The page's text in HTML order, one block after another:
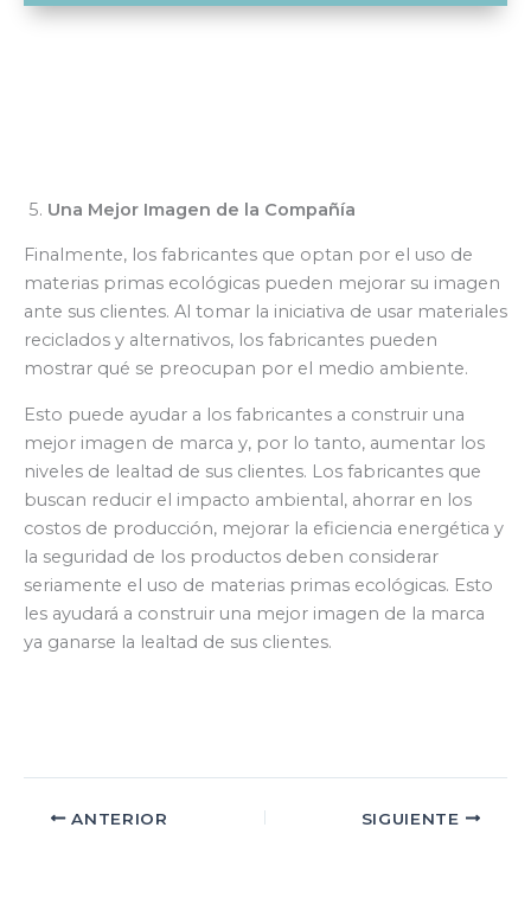
5. Una Mejor Imagen de la Compañía
Finalmente, los fabricantes que optan por el uso de
materias primas ecológicas pueden mejorar su imagen
ante sus clientes. Al tomar la iniciativa de usar materiales
reciclados y alternativos, los fabricantes pueden
mostrar qué se preocupan por el medio ambiente.
Esto puede ayudar a los fabricantes a construir una
mejor imagen de marca y, por lo tanto, aumentar los
niveles de lealtad de sus clientes. Los fabricantes que
buscan reducir el impacto ambiental, ahorrar en los
costos de producción, mejorar la eficiencia energética y
la seguridad de los productos deben considerar
seriamente el uso de materias primas ecológicas. Esto
les ayudará a construir una mejor imagen de la marca
ya ganarse la lealtad de sus clientes.
ANTERIOR SIGUIENTE